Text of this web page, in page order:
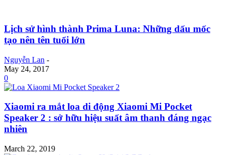
Lịch sử hình thành Prima Luna: Những dấu mốc
tạo nên tên tuổi lớn
Nguyễn Lan -
May 24, 2017
0
Xiaomi ra mắt loa di động Xiaomi Mi Pocket
Speaker 2 : sở hữu hiệu suất âm thanh đáng ngạc
nhiên
March 22, 2019